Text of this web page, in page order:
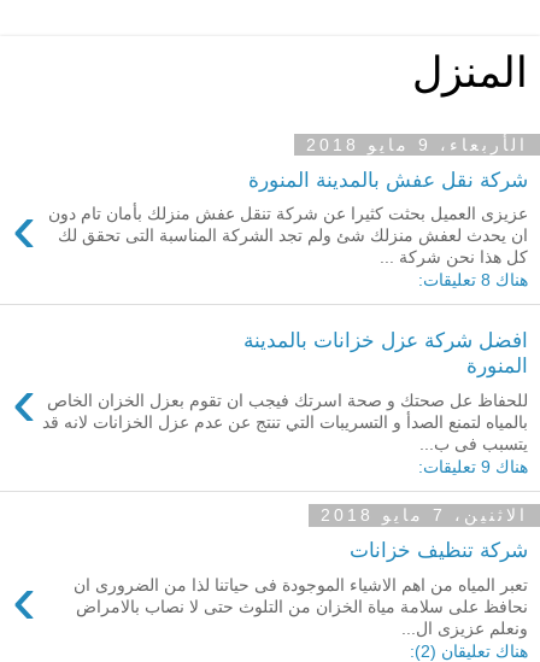
المنزل
الأربعاء، 9 مايو 2018
شركة نقل عفش بالمدينة المنورة
›
عزيزى العميل بحثت كثيرا عن شركة تنقل عفش منزلك بأمان تام دون
ان يحدث لعفش منزلك شئ ولم تجد الشركة المناسبة التى تحقق لك
كل هذا نحن شركة ...
هناك 8 تعليقات:
افضل شركة عزل خزانات بالمدينة
المنورة
›
للحفاظ عل صحتك و صحة اسرتك فيجب ان تقوم بعزل الخزان الخاص
بالمياه لتمنع الصدأ و التسريبات التي تنتج عن عدم عزل الخزانات لانه قد
يتسبب فى ب...
هناك 9 تعليقات:
الاثنين، 7 مايو 2018
شركة تنظيف خزانات
›
تعبر المياه من اهم الاشياء الموجودة فى حياتنا لذا من الضرورى ان
نحافظ على سلامة مياة الخزان من التلوث حتى لا نصاب بالامراض
ونعلم عزيزى ال...
هناك تعليقان (2):